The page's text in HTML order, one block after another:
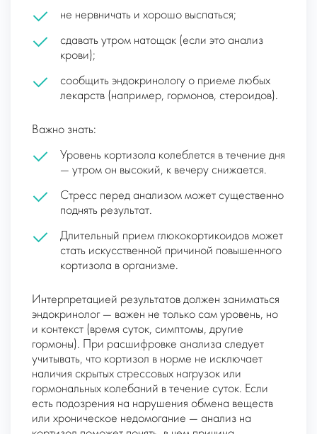
не нервничать и хорошо выспаться;
сдавать утром натощак (если это анализ
крови);
сообщить эндокринологу о приеме любых
лекарств (например, гормонов, стероидов).
Важно знать:
Уровень кортизола колеблется в течение дня
— утром он высокий, к вечеру снижается.
Стресс перед анализом может существенно
поднять результат.
Длительный прием глюкокортикоидов может
стать искусственной причиной повышенного
кортизола в организме.
Интерпретацией результатов должен заниматься
эндокринолог — важен не только сам уровень, но
и контекст (время суток, симптомы, другие
гормоны). При расшифровке анализа следует
учитывать, что кортизол в норме не исключает
наличия скрытых стрессовых нагрузок или
гормональных колебаний в течение суток. Если
есть подозрения на нарушения обмена веществ
или хроническое недомогание — анализ на